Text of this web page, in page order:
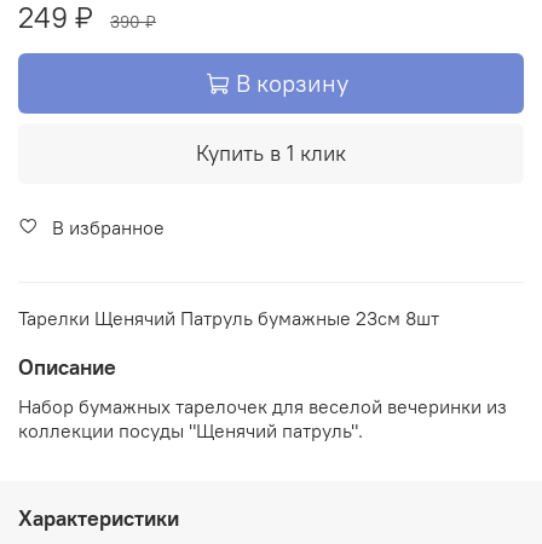
249 ₽ 390 ₽
В корзину
Купить в 1 клик
В избранное
Тарелки Щенячий Патруль бумажные 23см 8шт
Описание
Набор бумажных тарелочек для веселой вечеринки из
коллекции посуды "Щенячий патруль".
Характеристики